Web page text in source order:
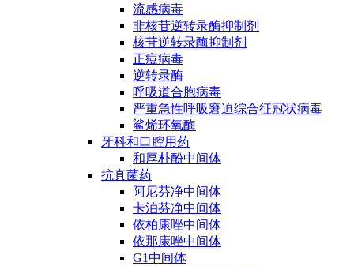
流感病毒
非核苷逆转录酶抑制剂
核苷逆转录酶抑制剂
正痘病毒
逆转录酶
呼吸道合胞病毒
严重急性呼吸窘迫综合征冠状病毒
鲨烯环氧酶
牙科和口腔用药
和厚朴酚中间体
抗真菌药
阿尼芬净中间体
卡泊芬净中间体
依柏康唑中间体
依那康唑中间体
G1中间体